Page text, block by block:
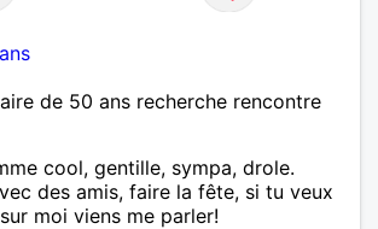
de 50 ans recherche rencontre
cool, gentille, sympa, drole.
des amis, faire la fête, si tu veux
moi viens me parler!